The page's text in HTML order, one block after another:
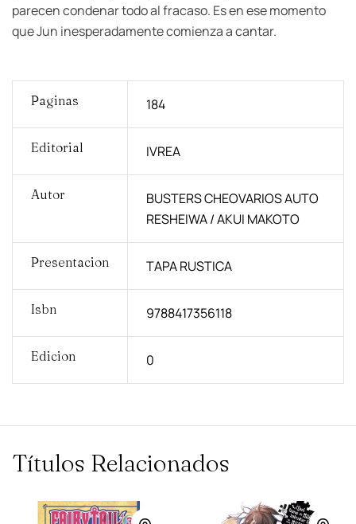
parecen condenar todo al fracaso. Es en ese momento
que Jun inesperadamente comienza a cantar.
Paginas 184
Editorial IVREA
Autor
BUSTERS CHEOVARIOS AUTO
RESHEIWA / AKUI MAKOTO
Presentacion TAPA RUSTICA
Isbn 9788417356118
Edicion 0
Títulos Relacionados